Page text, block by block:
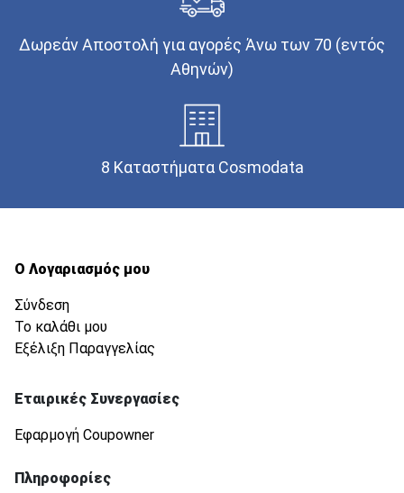
Δωρεάν Αποστολή για αγορές Άνω των 70 (εντός
Αθηνών)
8 Καταστήματα Cosmodata
Ο Λογαριασμός μου
Σύνδεση
Το καλάθι μου
Εξέλιξη Παραγγελίας
Εταιρικές Συνεργασίες
Εφαρμογή Coupowner
Πληροφορίες